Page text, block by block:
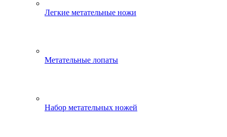
Легкие метательные ножи
Метательные лопаты
Набор метательных ножей